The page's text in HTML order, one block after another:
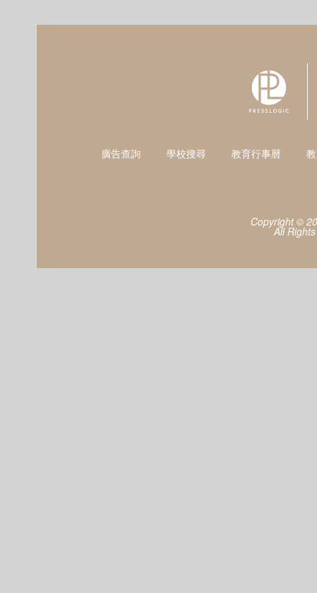
廣告查詢 學校搜尋 教育行事曆
Copyright ©
All